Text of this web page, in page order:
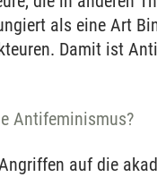
als eine Art
Damit ist
Antifeminismus?
auf die